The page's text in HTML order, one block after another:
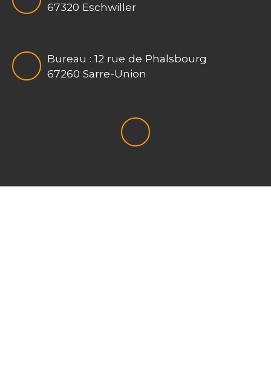
67320 Eschwiller
Bureau : 12 rue de Phalsbourg
67260 Sarre-Union